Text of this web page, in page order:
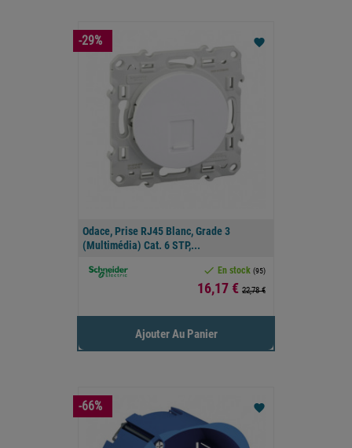
Odace, Prise RJ45 Blanc, Grade 3
(multimédia) Cat. 6 STP,...
 En stock (95)
Prix
16,17 € 22,78 €
favorite
Ajouter Au Panier
-29%
favorite
-66%